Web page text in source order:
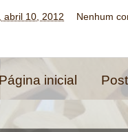
abril 10, 2012 Nenhum
Página inicial